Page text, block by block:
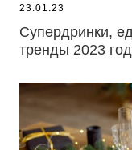
23.01.23
Супердринки,
тренды 2023